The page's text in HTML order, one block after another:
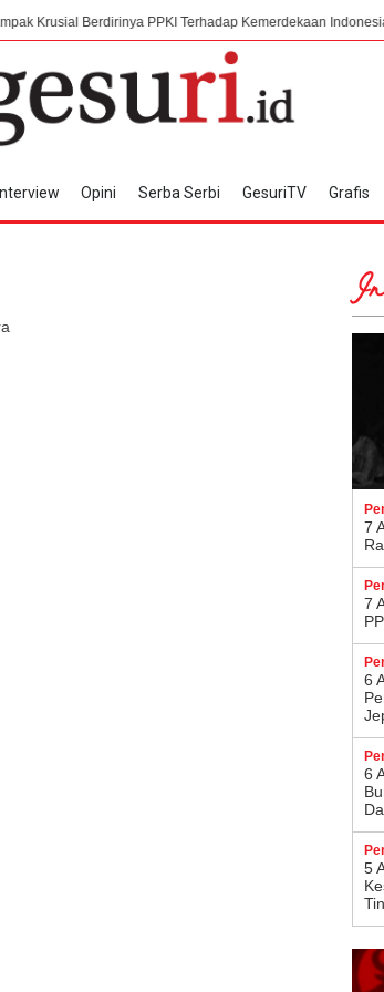
PPKI Terhadap Kemerdekaan Indonesia
Interview Opini Serba Serbi GesuriTV Grafis
7
7
6
6
5